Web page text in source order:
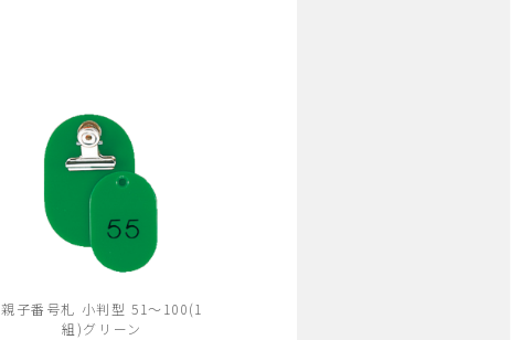
親子番号札 小判型 51～100(1
組)グリーン